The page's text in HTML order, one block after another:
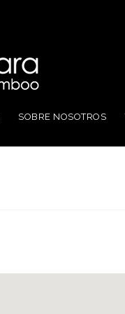
SOBRE NOSOTROS